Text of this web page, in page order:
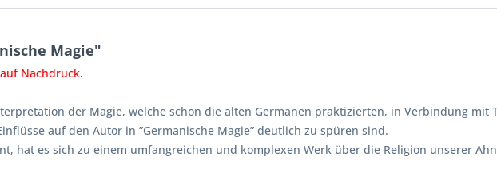
Magie"
Nachdruck.
der Magie, welche schon die alten Germanen praktizierten, in Verbindung mit
auf den Autor in ”Germanische Magie” deutlich zu spüren sind.
hat es sich zu einem umfangreichen und komplexen Werk über die Religion unserer